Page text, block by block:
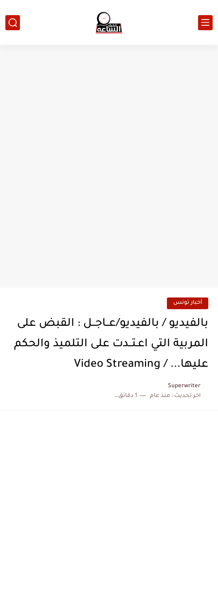
أخبار تونس
بالفيديو / بالفيديو/عــاجــل : القبض على
المربية التي اعـتــدت على التلميذ والحكم
عليها... / Video Streaming
Superwriter
اخر تحديث :منذ عام 1 دقائق للقراءة